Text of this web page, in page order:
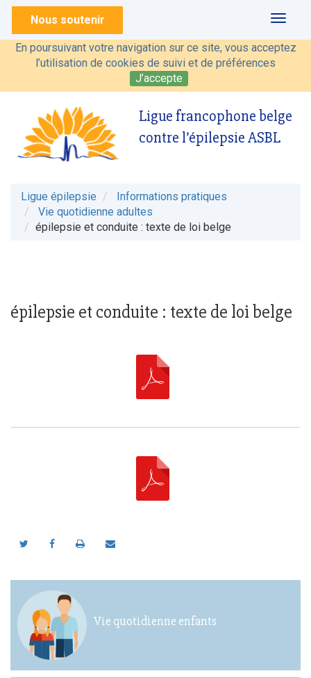
En poursuivant votre navigation sur ce site, vous acceptez
l’utilisation de cookies de suivi et de préférences
J’accepte
Ligue francophone belge
contre l’épilepsie ASBL
Nous soutenir
Toggle
Ligue épilepsie
Informations pratiques
Vie quotidienne adultes
épilepsie et conduite : texte de loi belge
épilepsie et conduite : texte de loi belge
Vie quotidienne enfants